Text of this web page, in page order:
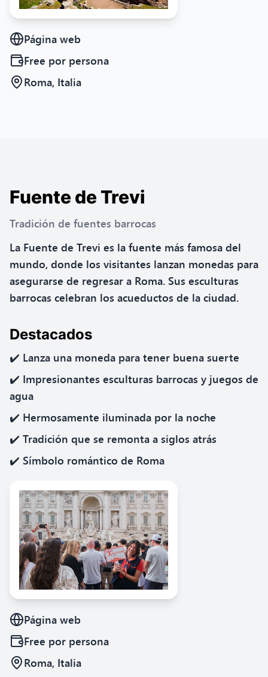
Página web
Free por persona
Roma, Italia
Fuente de Trevi
Tradición de fuentes barrocas
La Fuente de Trevi es la fuente más famosa del
mundo, donde los visitantes lanzan monedas para
asegurarse de regresar a Roma. Sus esculturas
barrocas celebran los acueductos de la ciudad.
Destacados
✔️ Lanza una moneda para tener buena suerte
✔️ Impresionantes esculturas barrocas y juegos de
agua
✔️ Hermosamente iluminada por la noche
✔️ Tradición que se remonta a siglos atrás
✔️ Símbolo romántico de Roma
Página web
Free por persona
Roma, Italia